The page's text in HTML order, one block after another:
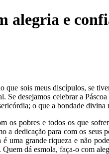
alegria e
sois meus discípulos, se
Se desejamos celebrar a
o que a bondade divina
os pobres e todos os que
dedicação para com os
é uma grande riqueza e não
dá esmola, faça-o com